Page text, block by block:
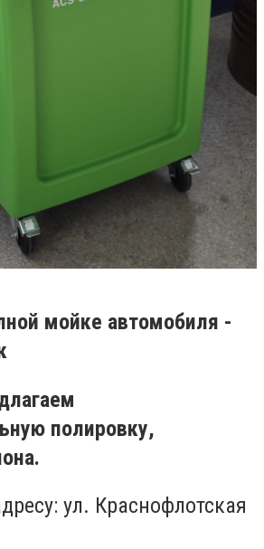
мойке автомобиля -
полировку,
ул. Краснофлотская